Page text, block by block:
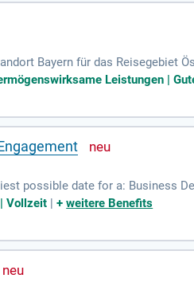
Bayern für das Reisegebiet
Leistungen |
possible date for a: Business
with consultants, technical
Vollzeit |+weitere Benefits